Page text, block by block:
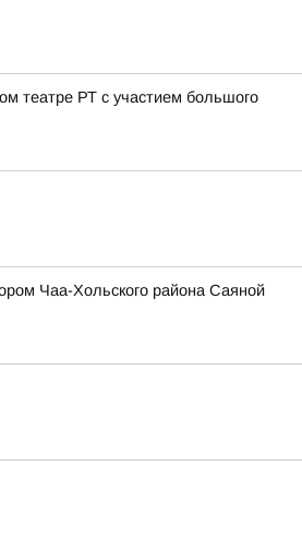
театре РТ с участием большого
Чаа-Хольского района Саяной